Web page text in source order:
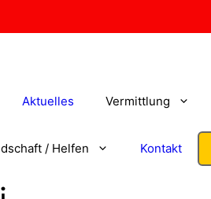
Aktuelles Vermittlung
/ Helfen Kontakt